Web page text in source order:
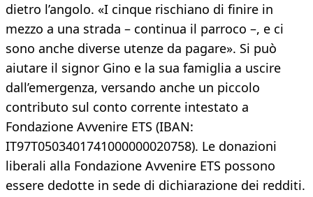
dietro l’angolo. «I cinque rischiano di finire in
mezzo a una strada – continua il parroco –, e ci
sono anche diverse utenze da pagare». Si può
aiutare il signor Gino e la sua famiglia a uscire
dall’emergenza, versando anche un piccolo
contributo sul conto corrente intestato a
Fondazione Avvenire ETS (IBAN:
IT97T0503401741000000020758). Le donazioni
liberali alla Fondazione Avvenire ETS possono
essere dedotte in sede di dichiarazione dei redditi.